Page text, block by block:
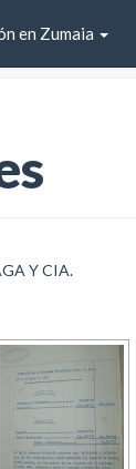
en Zumaia
Y CIA.